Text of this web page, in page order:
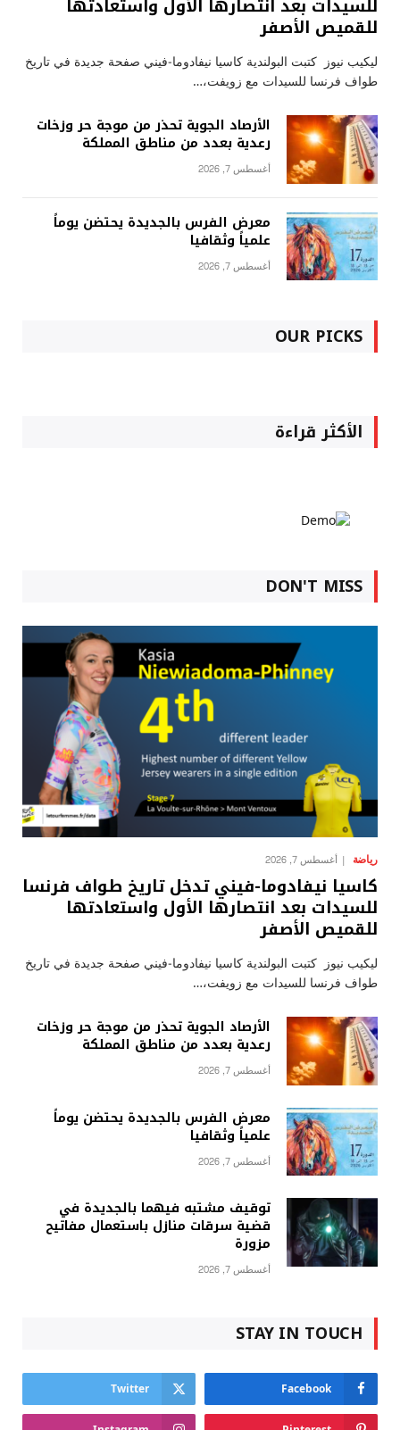
للسيدات بعد انتصارها الأول واستعادتها
للقميص الأصفر
ليكيب نيوز كتبت البولندية كاسيا نيفادوما-فيني صفحة جديدة في تاريخ
طواف فرنسا للسيدات مع زويفت،…
الأرصاد الجوية تحذر من موجة حر وزخات
رعدية بعدد من مناطق المملكة
أغسطس 7, 2026
معرض الفرس بالجديدة يحتضن يوماً
علمياً وثقافيا
أغسطس 7, 2026
OUR PICKS
الأكثر قراءة
DON'T MISS
رياضة أغسطس 7, 2026
كاسيا نيفادوما-فيني تدخل تاريخ طواف فرنسا
للسيدات بعد انتصارها الأول واستعادتها
للقميص الأصفر
ليكيب نيوز كتبت البولندية كاسيا نيفادوما-فيني صفحة جديدة في تاريخ
طواف فرنسا للسيدات مع زويفت،…
الأرصاد الجوية تحذر من موجة حر وزخات
رعدية بعدد من مناطق المملكة
أغسطس 7, 2026
معرض الفرس بالجديدة يحتضن يوماً
علمياً وثقافيا
أغسطس 7, 2026
توقيف مشتبه فيهما بالجديدة في
قضية سرقات منازل باستعمال مفاتيح
مزورة
أغسطس 7, 2026
STAY IN TOUCH
Facebook
Twitter